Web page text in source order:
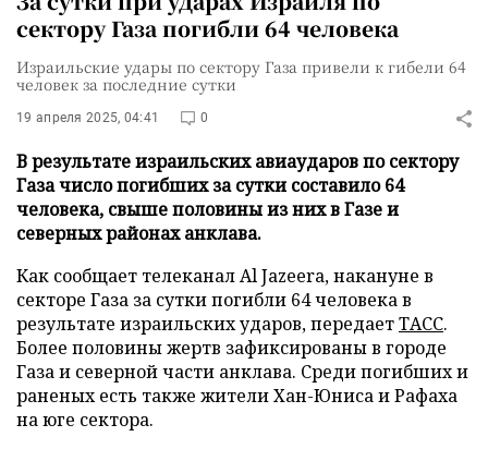
сектору Газа погибли 64 человека
Израильские удары по сектору Газа привели к гибели 64
человек за последние сутки
19 апреля 2025, 04:41 0
В результате израильских авиаударов по сектору
Газа число погибших за сутки составило 64
человека, свыше половины из них в Газе и
северных районах анклава.
Как сообщает телеканал Al Jazeera, накануне в
секторе Газа за сутки погибли 64 человека в
результате израильских ударов, передаетТАСС.
Более половины жертв зафиксированы в городе
Газа и северной части анклава. Среди погибших и
раненых есть также жители Хан-Юниса и Рафаха
на юге сектора.